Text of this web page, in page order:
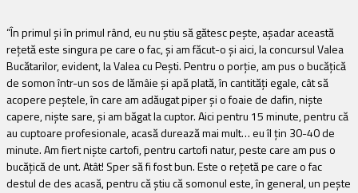
“În primul și în primul rând, eu nu știu să gătesc pește, așadar această
rețetă este singura pe care o fac, și am făcut-o și aici, la concursul Valea
Bucătarilor, evident, la Valea cu Pești. Pentru o porție, am pus o bucățică
de somon într-un sos de lămâie și apă plată, în cantități egale, cât să
acopere peștele, în care am adăugat piper și o foaie de dafin, niște
capere, niște sare, și am băgat la cuptor. Aici pentru 15 minute, pentru că
au cuptoare profesionale, acasă durează mai mult… eu îl țin 30-40 de
minute. Am fiert niște cartofi, pentru cartofi natur, peste care am pus o
bucățică de unt. Atât! Sper să fi fost bun. Este o rețetă pe care o fac
destul de des acasă, pentru că știu că somonul este, în general, un pește